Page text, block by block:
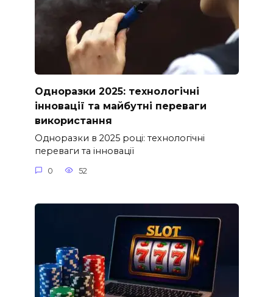
Одноразки 2025: технологічні
інновації та майбутні переваги
використання
Одноразки в 2025 році: технологічні
переваги та інновації
0 52